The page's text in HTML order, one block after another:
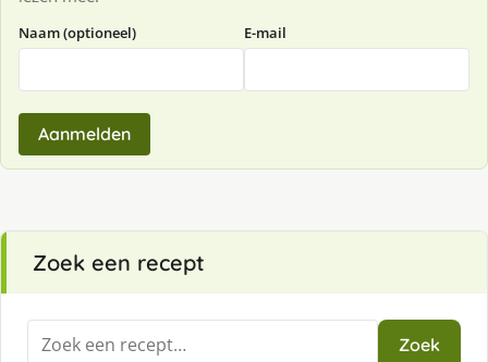
Naam (optioneel) E-mail
Aanmelden
Zoek een recept
Zoeken
Zoek